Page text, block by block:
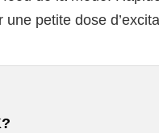
petite dose